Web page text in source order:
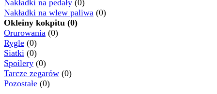
Nakładki na pedały (0)
Nakładki na wlew paliwa (0)
Okleiny kokpitu (0)
Orurowania (0)
Rygle (0)
Siatki (0)
Spoilery (0)
Tarcze zegarów (0)
Pozostałe (0)